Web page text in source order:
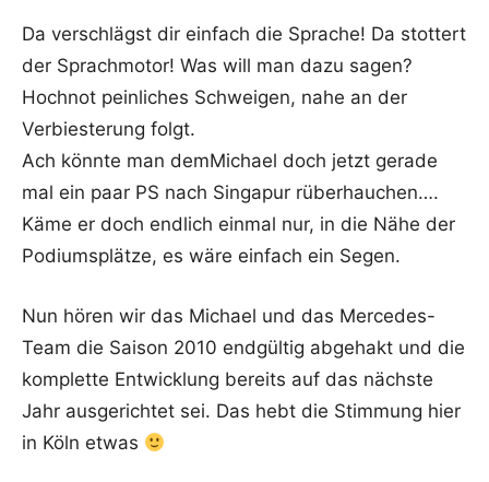
Da verschlägst dir einfach die Sprache! Da stottert
der Sprachmotor! Was will man dazu sagen?
Hochnot peinliches Schweigen, nahe an der
Verbiesterung folgt.
Ach könnte man demMichael doch jetzt gerade
mal ein paar PS nach Singapur rüberhauchen….
Käme er doch endlich einmal nur, in die Nähe der
Podiumsplätze, es wäre einfach ein Segen.
Nun hören wir das Michael und das Mercedes-
Team die Saison 2010 endgültig abgehakt und die
komplette Entwicklung bereits auf das nächste
Jahr ausgerichtet sei. Das hebt die Stimmung hier
in Köln etwas